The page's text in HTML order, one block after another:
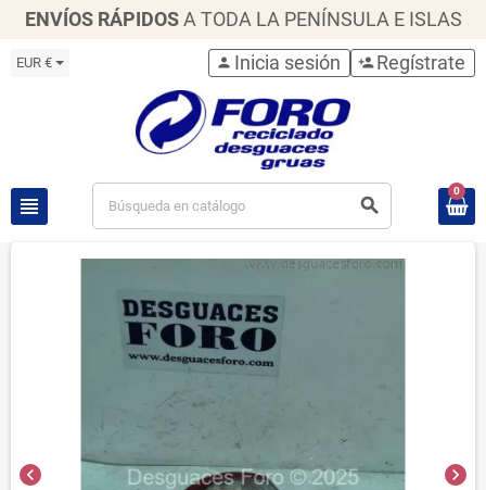
ENVÍOS RÁPIDOS A TODA LA PENÍNSULA E ISLAS
EUR €
view_headline search
person Inicia sesión person_add Regístrate
0
chevron_left chevron_right